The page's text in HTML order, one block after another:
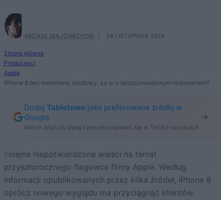
MICHAŁ MAJCHRZYCKI 24 LISTOPADA 2016
Strona główna
Producenci
Apple
iPhone 8 bez metalowej obudowy, za to z bezprzewodowym ładowaniem?
Dodaj Tabletowo jako preferowane źródło w
Google
Nasze artykuły będą częściej pojawiać się w Twoich wynikach
Kolejne niepotwierdzone wieści na temat
przyszłorocznego flagowca firmy Apple. Według
informacji opublikowanych przez kilka źródeł, iPhone 8
oprócz nowego wyglądu ma przyciągnąć klientów